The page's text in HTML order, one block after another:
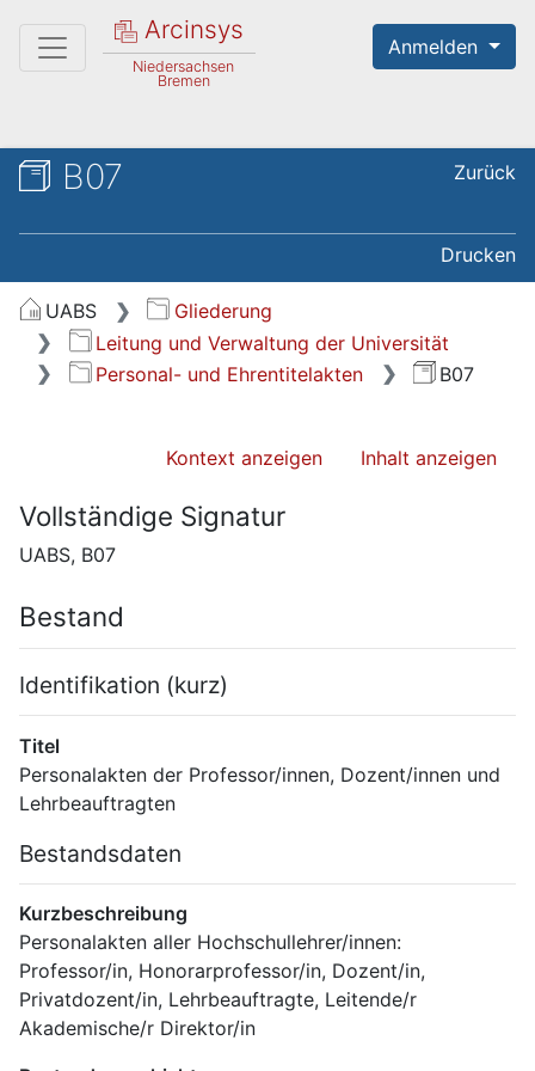
Arcinsys
Niedersachsen
Bremen
Anmelden
B07 Zurück
Drucken
UABS
Gliederung
Leitung und Verwaltung der Universität
Personal- und Ehrentitelakten
B07
Kontext anzeigen Inhalt anzeigen
Vollständige Signatur
UABS, B07
Bestand
Identifikation (kurz)
Titel
Personalakten der Professor/innen, Dozent/innen und
Lehrbeauftragten
Bestandsdaten
Kurzbeschreibung
Personalakten aller Hochschullehrer/innen:
Professor/in, Honorarprofessor/in, Dozent/in,
Privatdozent/in, Lehrbeauftragte, Leitende/r
Akademische/r Direktor/in